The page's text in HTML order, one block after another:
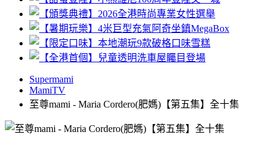
Supermami
MamiTV
至尊mami - Maria Cordero(肥媽)【第五集】全十集